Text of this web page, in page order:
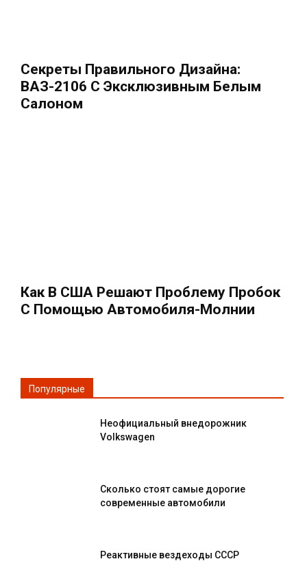
Секреты Правильного Дизайна:
ВАЗ-2106 С Эксклюзивным Белым
Салоном
Как В США Решают Проблему Пробок
С Помощью Автомобиля-Молнии
Популярные
Неофициальный внедорожник
Volkswagen
Сколько стоят самые дорогие
современные автомобили
Реактивные вездеходы СССР